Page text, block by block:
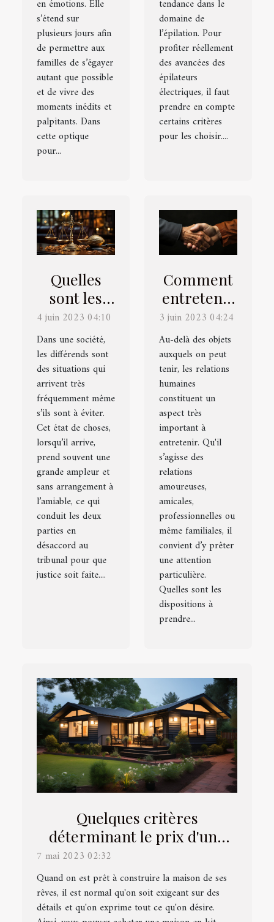
en émotions. Elle
s’étend sur
plusieurs jours afin
de permettre aux
familles de s’égayer
autant que possible
et de vivre des
moments inédits et
palpitants. Dans
cette optique
pour...
tendance dans le
domaine de
l’épilation. Pour
profiter réellement
des avancées des
épilateurs
électriques, il faut
prendre en compte
certains critères
pour les choisir....
Quelles
sont les
différentes
étapes
d’une
procédure
judiciaire ?
4 juin 2023 04:10
Dans une société,
les différends sont
des situations qui
arrivent très
fréquemment même
s’ils sont à éviter.
Cet état de choses,
lorsqu’il arrive,
prend souvent une
grande ampleur et
sans arrangement à
l’amiable, ce qui
conduit les deux
parties en
désaccord au
tribunal pour que
justice soit faite....
Comment
entretenir
de bonnes
relations
avec les
autres ?
3 juin 2023 04:24
Au-delà des objets
auxquels on peut
tenir, les relations
humaines
constituent un
aspect très
important à
entretenir. Qu'il
s’agisse des
relations
amoureuses,
amicales,
professionnelles ou
même familiales, il
convient d’y prêter
une attention
particulière.
Quelles sont les
dispositions à
prendre...
Quelques critères
déterminant le prix d'une
maison en kit
7 mai 2023 02:32
Quand on est prêt à construire la maison de ses
rêves, il est normal qu'on soit exigeant sur des
détails et qu'on exprime tout ce qu'on désire.